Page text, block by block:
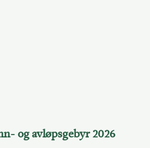
og avløpsgebyr 2026